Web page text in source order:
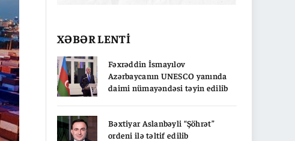
XƏBƏR LENTİ
Fəxrəddin İsmayılov
Azərbaycanın UNESCO yanında
daimi nümayəndəsi təyin edilib
Bəxtiyar Aslanbəyli “Şöhrət”
ordeni ilə təltif edilib